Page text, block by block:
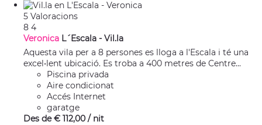
5 Valoracions
8 4
Veronica L´Escala - Vil.la
Aquesta vila per a 8 persones es lloga a l'Escala i té una
excel•lent ubicació. Es troba a 400 metres de Centre...
Piscina privada
Aire condicionat
Accés Internet
garatge
Des de € 112,00 / nit